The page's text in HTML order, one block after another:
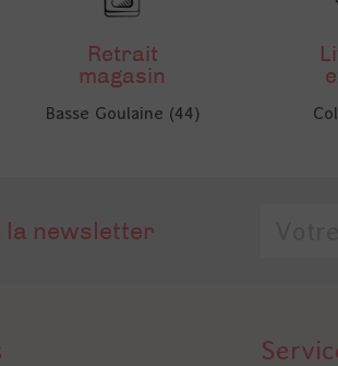
Retrait
magasin
Basse Goulaine (44)
newsletter